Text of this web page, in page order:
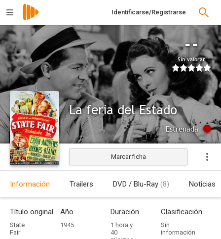
Identificarse/Registrarse
--
Sin valorar
La feria del Estado
Estrenada
Marcar ficha
Información Trailers DVD / Blu-Ray (8) Noticias
Título original
State
Fair
Año
1945
Duración
1 hora y
40
Clasificación por edades
Sin
información